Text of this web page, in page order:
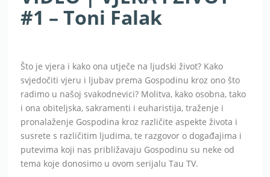
#1 – Toni Falak
Što je vjera i kako ona utječe na ljudski život? Kako
svjedočiti vjeru i ljubav prema Gospodinu kroz ono što
radimo u našoj svakodnevici? Molitva, kako osobna, tako
i ona obiteljska, sakramenti i euharistija, traženje i
pronalaženje Gospodina kroz različite aspekte života i
susrete s različitim ljudima, te razgovor o događajima i
putevima koji nas približavaju Gospodinu su neke od
tema koje donosimo u ovom serijalu Tau TV.